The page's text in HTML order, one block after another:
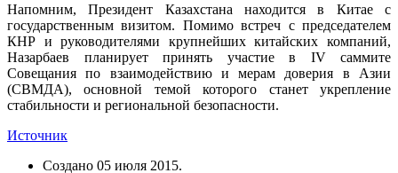
Напомним, Президент Казахстана находится в Китае с
государственным визитом. Помимо встреч с председателем
КНР и руководителями крупнейших китайских компаний,
Назарбаев планирует принять участие в IV саммите
Совещания по взаимодействию и мерам доверия в Азии
(СВМДА), основной темой которого станет укрепление
стабильности и региональной безопасности.
Источник
Создано 05 июля 2015.